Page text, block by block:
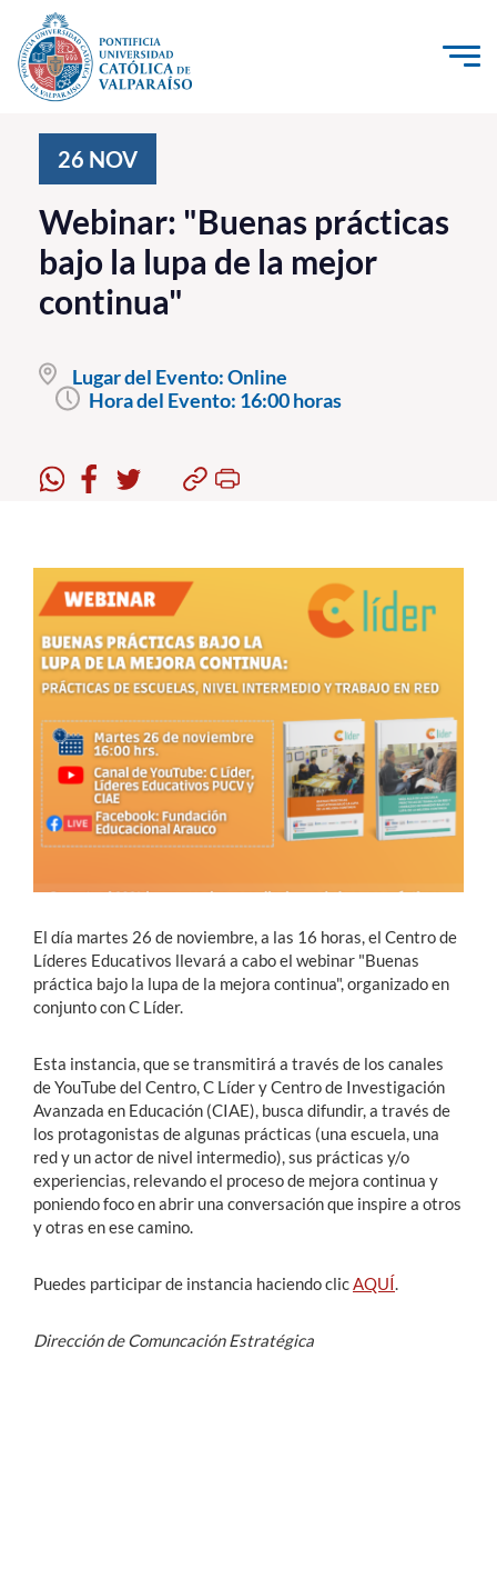
Click acá para ir directamente al contenido
Investigación, Creación e Innovación
PUCV Internacional
Vinculación con el Medio
Pregrado
Formación Continua
Académicos
Funcionarios
Alumni
English
26 NOV
Webinar: "Buenas prácticas
bajo la lupa de la mejor
continua"
Lugar del Evento:Online
Hora del Evento: 16:00 horas
El día martes 26 de noviembre, a las 16 horas, el Centro de
Líderes Educativos llevará a cabo el webinar "Buenas
práctica bajo la lupa de la mejora continua", organizado en
conjunto con C Líder.
Esta instancia, que se transmitirá a través de los canales
de YouTube del Centro, C Líder y Centro de Investigación
Avanzada en Educación (CIAE), busca difundir, a través de
los protagonistas de algunas prácticas (una escuela, una
red y un actor de nivel intermedio), sus prácticas y/o
experiencias, relevando el proceso de mejora continua y
poniendo foco en abrir una conversación que inspire a otros
y otras en ese camino.
Puedes participar de instancia haciendo clic AQUÍ
Dirección de Comuncación Estratégica